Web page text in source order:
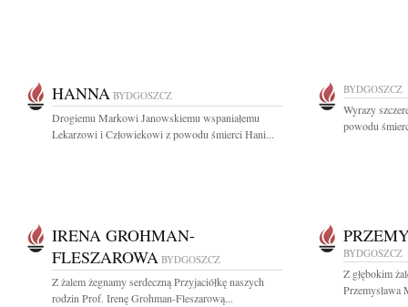
HANNA BYDGOSZCZ
Drogiemu Markowi Janowskiemu wspaniałemu
Lekarzowi i Człowiekowi z powodu śmierci Hani...
BYDGOSZCZ
Wyrazy
powodu
IRENA GROHMAN-
FLESZAROWA BYDGOSZCZ
Z żalem żegnamy serdeczną Przyjaciółkę naszych
rodzin Prof. Irenę Grohman-Fleszarową...
BYDGOSZCZ
Z głębokim